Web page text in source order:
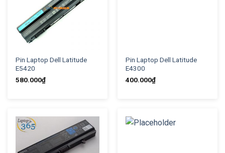
Pin Laptop Dell Latitude
E5420
580.000₫
Pin Laptop Dell Latitude
E4300
400.000₫